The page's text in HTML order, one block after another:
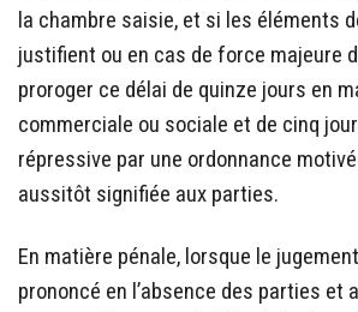
la chambre saisie, et si les éléments
justifient ou en cas de force majeure
proroger ce délai de quinze jours en
commerciale ou sociale et de cinq
répressive par une ordonnance
aussitôt signifiée aux parties.
En matière pénale, lorsque le
prononcé en l’absence des parties et